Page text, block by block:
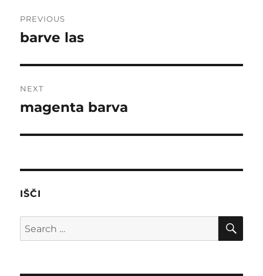
navigation
PREVIOUS
Previous
barve las
NEXT
Next
magenta barva
IŠČI
Search
for: